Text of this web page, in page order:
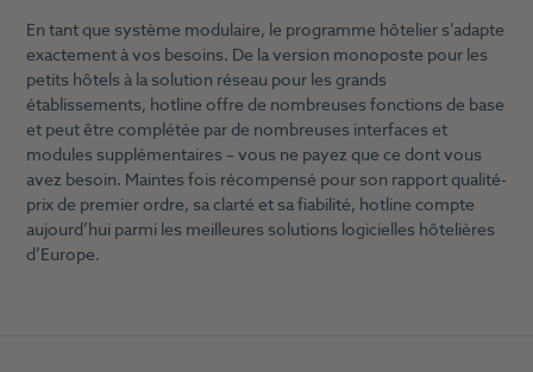
En tant que système modulaire, le programme hôtelier s’adapte
exactement à vos besoins. De la version monoposte pour les
petits hôtels à la solution réseau pour les grands
établissements, hotline offre de nombreuses fonctions de base
et peut être complétée par de nombreuses interfaces et
modules supplémentaires – vous ne payez que ce dont vous
avez besoin. Maintes fois récompensé pour son rapport qualité-
prix de premier ordre, sa clarté et sa fiabilité, hotline compte
aujourd’hui parmi les meilleures solutions logicielles hôtelières
d’Europe.